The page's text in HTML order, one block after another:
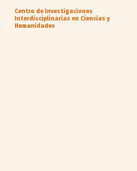
Centro de Investigaciones
Interdisciplinarias en Ciencias y
Humanidades